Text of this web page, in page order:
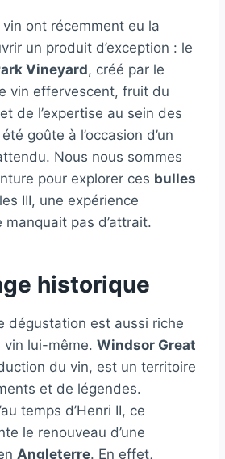
ont récemment eu la
un produit d’exception : le
Vineyard, créé par le
vin effervescent, fruit du
de l’expertise au sein des
goûte à l’occasion d’un
Nous nous sommes
pour explorer ces bulles
III, une expérience
manquait pas d’attrait.
historique
dégustation est aussi riche
vin lui-même. Windsor Great
du vin, est un territoire
et de légendes.
temps d’Henri II, ce
le renouveau d’une
Angleterre. En effet,